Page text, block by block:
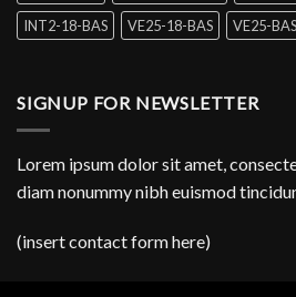
INT2-18-BAS
VE25-18-BAS VE25-
SIGNUP FOR NEWSLETTER
Lorem ipsum dolor sit amet,
diam nonummy nibh euismod
(insert contact form here)